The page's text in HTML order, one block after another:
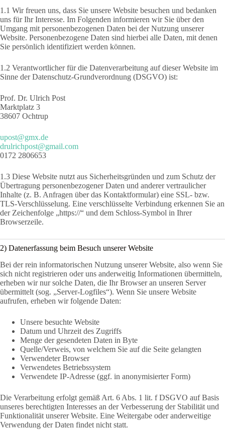
1.1 Wir freuen uns, dass Sie unsere Website besuchen und bedanken
uns für Ihr Interesse. Im Folgenden informieren wir Sie über den
Umgang mit personenbezogenen Daten bei der Nutzung unserer
Website. Personenbezogene Daten sind hierbei alle Daten, mit denen
Sie persönlich identifiziert werden können.
1.2 Verantwortlicher für die Datenverarbeitung auf dieser Website im
Sinne der Datenschutz-Grundverordnung (DSGVO) ist:
Prof. Dr. Ulrich Post
Marktplatz 3
38607 Ochtrup
upost@gmx.de
drulrichpost@gmail.com
0172 2806653
1.3 Diese Website nutzt aus Sicherheitsgründen und zum Schutz der
Übertragung personenbezogener Daten und anderer vertraulicher
Inhalte (z. B. Anfragen über das Kontaktformular) eine SSL- bzw.
TLS-Verschlüsselung. Eine verschlüsselte Verbindung erkennen Sie an
der Zeichenfolge „https://“ und dem Schloss-Symbol in Ihrer
Browserzeile.
2) Datenerfassung beim Besuch unserer Website
Bei der rein informatorischen Nutzung unserer Website, also wenn Sie
sich nicht registrieren oder uns anderweitig Informationen übermitteln,
erheben wir nur solche Daten, die Ihr Browser an unseren Server
übermittelt (sog. „Server-Logfiles“). Wenn Sie unsere Website
aufrufen, erheben wir folgende Daten:
Unsere besuchte Website
Datum und Uhrzeit des Zugriffs
Menge der gesendeten Daten in Byte
Quelle/Verweis, von welchem Sie auf die Seite gelangten
Verwendeter Browser
Verwendetes Betriebssystem
Verwendete IP-Adresse (ggf. in anonymisierter Form)
Die Verarbeitung erfolgt gemäß Art. 6 Abs. 1 lit. f DSGVO auf Basis
unseres berechtigten Interesses an der Verbesserung der Stabilität und
Funktionalität unserer Website. Eine Weitergabe oder anderweitige
Verwendung der Daten findet nicht statt.